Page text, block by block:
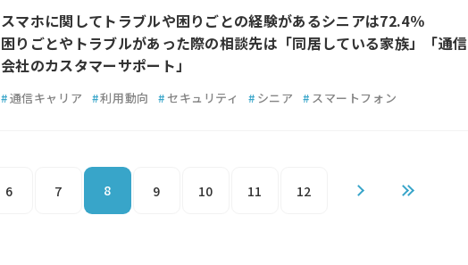
スマホに関してトラブルや困りごとの経験があるシニアは72.4％
困りごとやトラブルがあった際の相談先は「同居している家族」「通信
会社のカスタマーサポート」
#通信キャリア #利用動向 # セキュリティ # シニア # スマートフォン
6 7 8 9 10 11 12